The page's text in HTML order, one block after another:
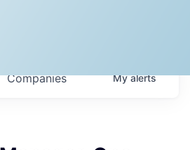
Companies Myalerts